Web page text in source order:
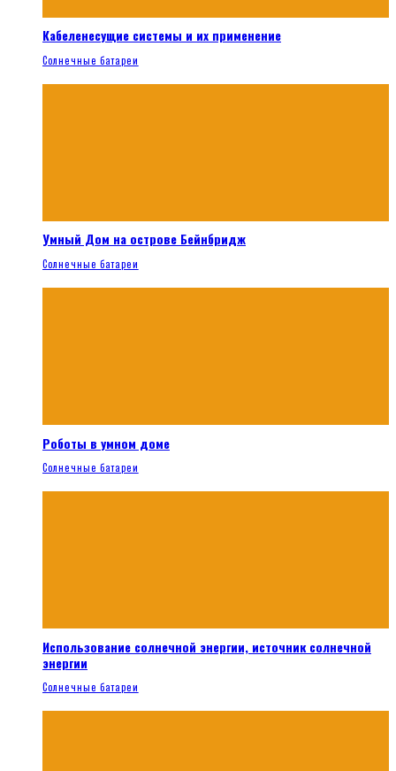
Кабеленесущие системы и их применение
Солнечные батареи
Умный Дом на острове Бейнбридж
Солнечные батареи
Роботы в умном доме
Солнечные батареи
Использование солнечной энергии, источник солнечной
энергии
Солнечные батареи